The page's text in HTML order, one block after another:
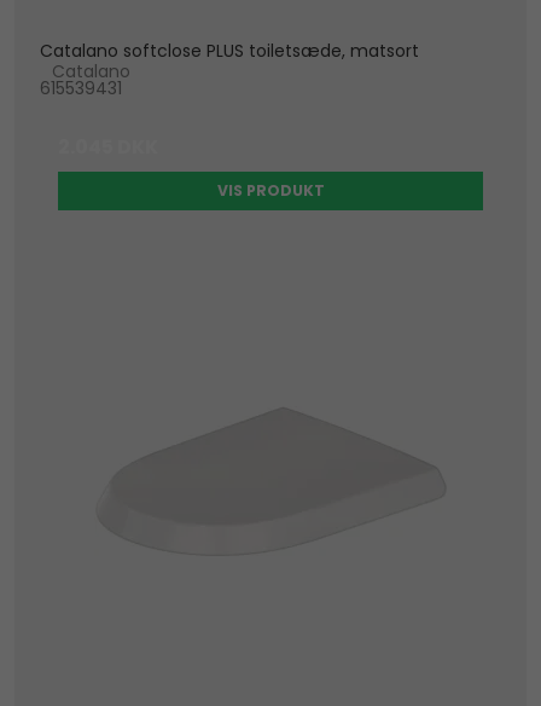
Catalano softclose PLUS toiletsæde, matsort
Catalano
615539431
VIS PRODUKT